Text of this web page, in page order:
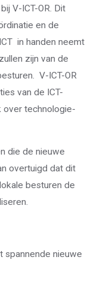
V-ICT-OR. Dit
en de
in handen neemt
zijn van de
V-ICT-OR
van de ICT-
over technologie-
die de nieuwe
overtuigd dat dit
besturen de
spannende nieuwe